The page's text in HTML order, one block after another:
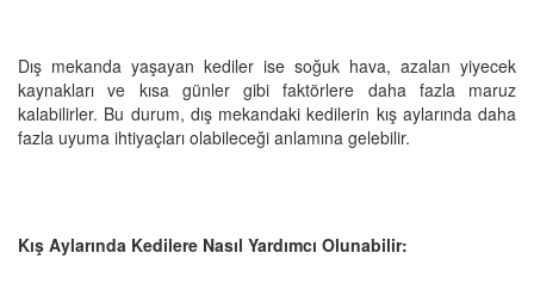
Dış mekanda yaşayan kediler ise soğuk hava, azalan yiyecek
kaynakları ve kısa günler gibi faktörlere daha fazla maruz
kalabilirler. Bu durum, dış mekandaki kedilerin kış aylarında daha
fazla uyuma ihtiyaçları olabileceği anlamına gelebilir.
Kış Aylarında Kedilere Nasıl Yardımcı Olunabilir: